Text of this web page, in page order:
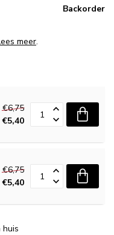
Backorder
meer.
€6,75
€5,40
€6,75
€5,40
huis